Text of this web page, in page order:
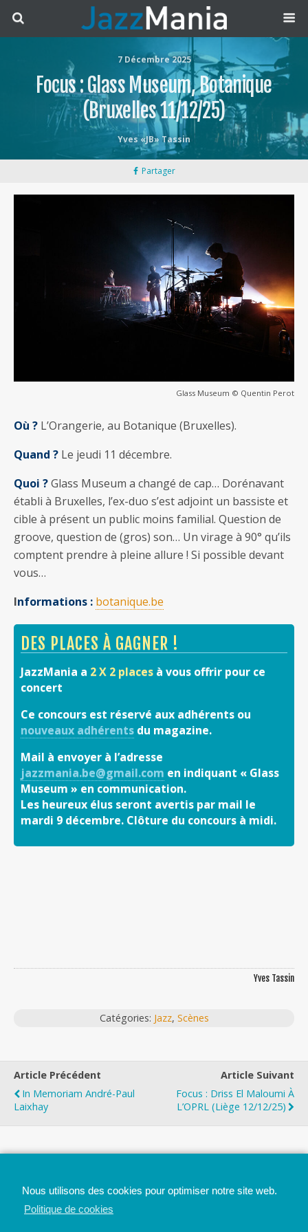
7 Décembre 2025
Focus : Glass Museum, Botanique
(Bruxelles 11/12/25)
Yves «JB» Tassin
Partager
Glass Museum © Quentin Perot
Où ? L’Orangerie, au Botanique (Bruxelles).
Quand ? Le jeudi 11 décembre.
Quoi ?Glass Museum a changé de cap… Dorénavant
établi à Bruxelles, l’ex-duo s’est adjoint un bassiste et
cible à présent un public moins familial. Question de
groove, question de (gros) son… Un virage à 90° qu’ils
comptent prendre à pleine allure ! Si possible devant
vous…
Informations : botanique.be
DES PLACES À GAGNER !
JazzMania a 2 X 2 places à vous offrir pour ce
concert
Ce concours est réservé aux adhérents ou
nouveaux adhérents du magazine.
Mail à envoyer à l’adresse
jazzmania.be@gmail.com en indiquant « Glass
Museum » en communication.
Les heureux élus seront avertis par mail le
mardi 9 décembre. Clôture du concours à midi.
Yves Tassin
Catégories: Jazz, Scènes
Article Précédent
In Memoriam André-Paul
Laixhay
Article Suivant
Focus : Driss El Maloumi À
L’OPRL (Liège 12/12/25)
Nous utilisons des cookies pour optimiser notre site web.
Politique de cookies